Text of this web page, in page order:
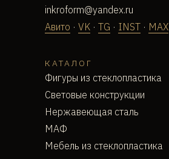
КАТАЛОГ
Фигуры из стеклопластика
Световые конструкции
Нержавеющая сталь
МАФ
Мебель из стеклопластика
inkroform@yandex.ru
Авито · VK · TG · INST · MAX